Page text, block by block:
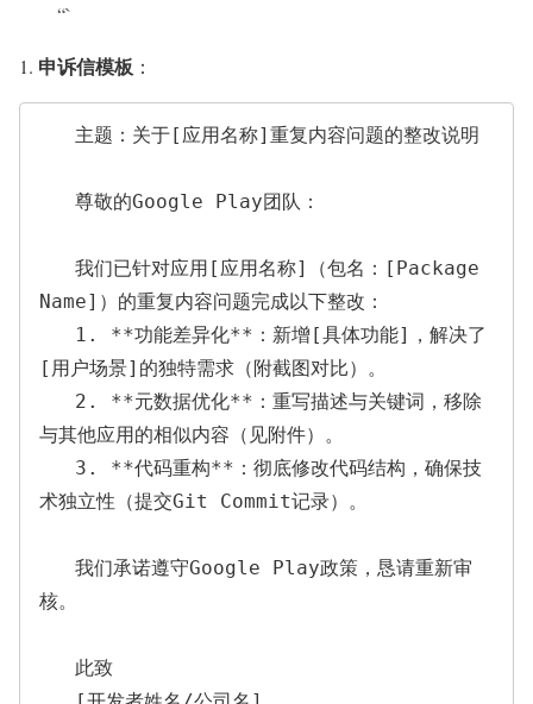
“`
申诉信模板 ：
Name]）的重复内容问题完成以下整改：
[用户场景]的独特需求（附截图对比）。
与其他应用的相似内容（见附件）。
术独立性（提交Git Commit记录）。
核。